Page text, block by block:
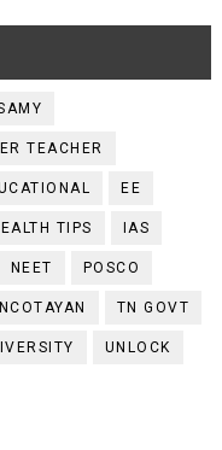
TEACHER
EE
TIPS IAS
NEET POSCO
TN GOVT
UNLOCK